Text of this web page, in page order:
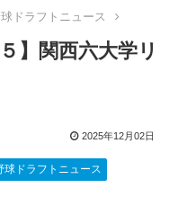
ドラフトニュース
】関西六大学リ
2025年12月02日
球ドラフトニュース